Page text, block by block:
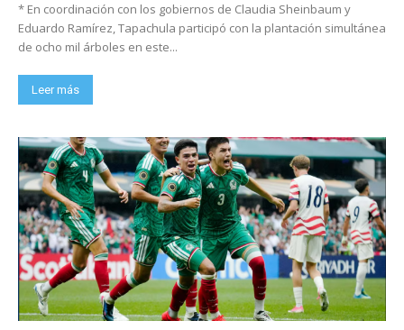
* En coordinación con los gobiernos de Claudia Sheinbaum y
Eduardo Ramírez, Tapachula participó con la plantación simultánea
de ocho mil árboles en este...
Leer más